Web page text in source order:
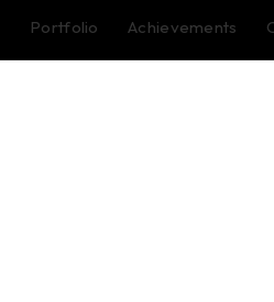
Portfolio Achievements